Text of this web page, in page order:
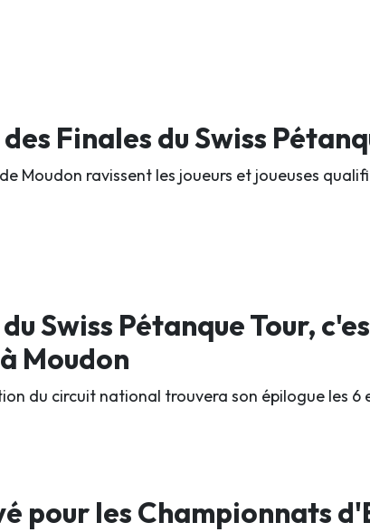
Finales du Swiss
Moudon ravissent les joueurs et joueuses
Swiss Pétanque Tour,
Moudon
du circuit national trouvera son épilogue les 6
pour les Championnats